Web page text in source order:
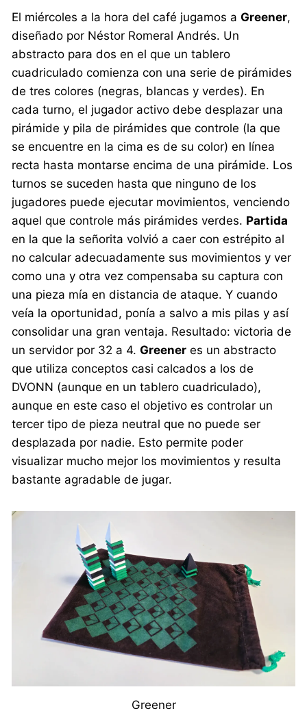
El miércoles a la hora del café jugamos aGreener,
diseñado por Néstor Romeral Andrés. Un
abstracto para dos en el que un tablero
cuadriculado comienza con una serie de pirámides
de tres colores (negras, blancas y verdes). En
cada turno, el jugador activo debe desplazar una
pirámide y pila de pirámides que controle (la que
se encuentre en la cima es de su color) en línea
recta hasta montarse encima de una pirámide. Los
turnos se suceden hasta que ninguno de los
jugadores puede ejecutar movimientos, venciendo
aquel que controle más pirámides verdes. Partida
en la que la señorita volvió a caer con estrépito al
no calcular adecuadamente sus movimientos y ver
como una y otra vez compensaba su captura con
una pieza mía en distancia de ataque. Y cuando
veía la oportunidad, ponía a salvo a mis pilas y así
consolidar una gran ventaja. Resultado: victoria de
un servidor por 32 a 4.Greener es un abstracto
que utiliza conceptos casi calcados a los de
DVONN (aunque en un tablero cuadriculado),
aunque en este caso el objetivo es controlar un
tercer tipo de pieza neutral que no puede ser
desplazada por nadie. Esto permite poder
visualizar mucho mejor los movimientos y resulta
bastante agradable de jugar.
Greener